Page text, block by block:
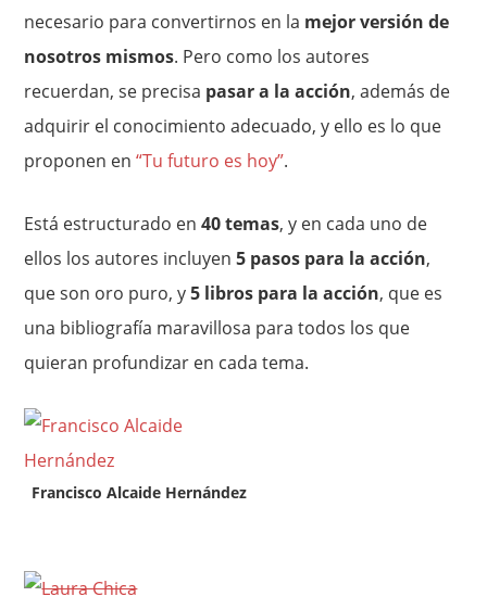
necesario para convertirnos en la mejor versión de
nosotros mismos. Pero como los autores
recuerdan, se precisa pasar a la acción, además de
adquirir el conocimiento adecuado, y ello es lo que
proponen en“Tu futuro es hoy”.
Está estructurado en40 temas, y en cada uno de
ellos los autores incluyen5 pasos para la acción,
que son oro puro, y5 libros para la acción, que es
una bibliografía maravillosa para todos los que
quieran profundizar en cada tema.
Francisco Alcaide Hernández